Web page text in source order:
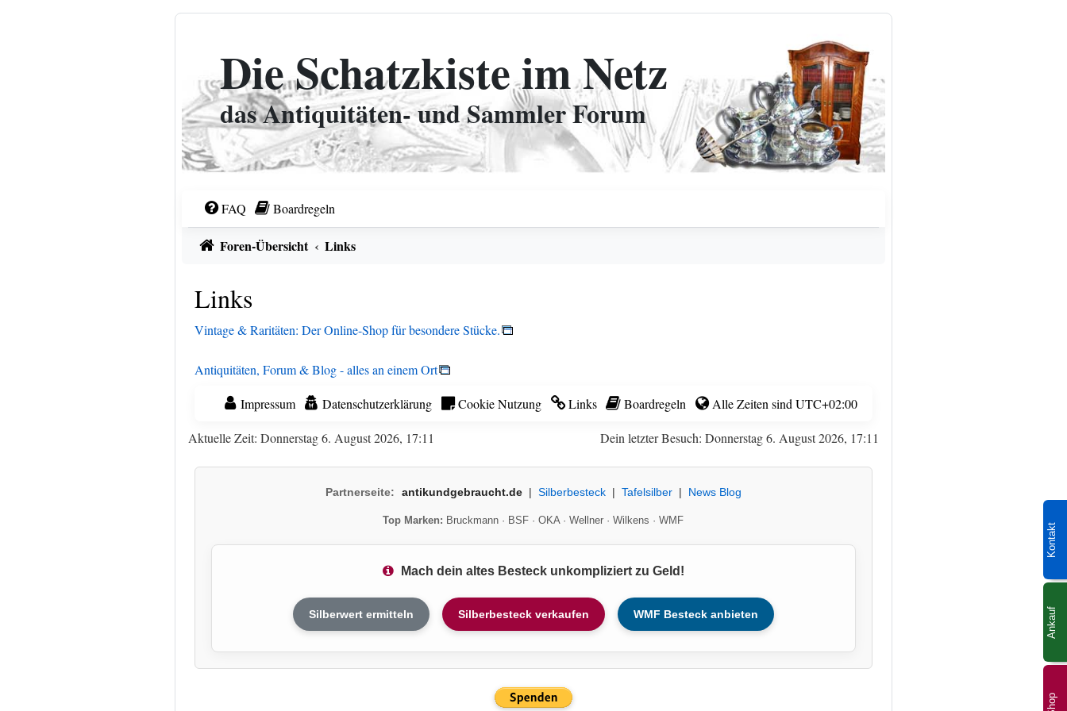
Shop
Kontakt
Ankauf
Die Schatzkiste im Netz
das Antiquitäten- und Sammler Forum
FAQ Boardregeln
Foren-Übersicht Links
Links
Vintage & Raritäten: Der Online-Shop für besondere Stücke.
Antiquitäten, Forum & Blog - alles an einem Ort
Impressum Datenschutzerklärung Cookie Nutzung Links Boardregeln Alle Zeiten sindUTC+02:00
Dein letzter Besuch: Donnerstag 6. August 2026, 17:11
Aktuelle Zeit: Donnerstag 6. August 2026, 17:11
Partnerseite: antikundgebraucht.de| Silberbesteck| Tafelsilber| News Blog
Top Marken: Bruckmann · BSF ·OKA·Wellner ·Wilkens ·WMF
Mach dein altes Besteck unkompliziert zu Geld!
Silberwert ermitteln Silberbesteck verkaufen WMF Besteck anbieten